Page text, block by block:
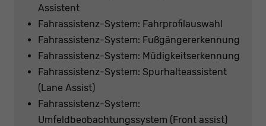
Assistent
Fahrassistenz-System: Fahrprofilauswahl
Fahrassistenz-System: Fußgängererkennung
Fahrassistenz-System: Müdigkeitserkennung
Fahrassistenz-System: Spurhalteassistent
(Lane Assist)
Fahrassistenz-System:
Umfeldbeobachtungssystem (Front assist)